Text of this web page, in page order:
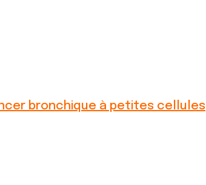
bronchique à petites cellules